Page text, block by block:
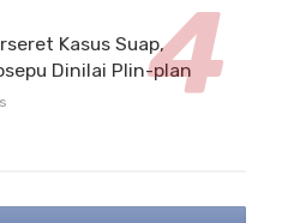
Kasus Suap,
Dinilai Plin-plan